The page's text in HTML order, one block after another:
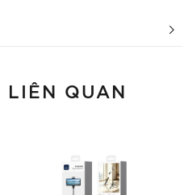
LIÊN QUAN